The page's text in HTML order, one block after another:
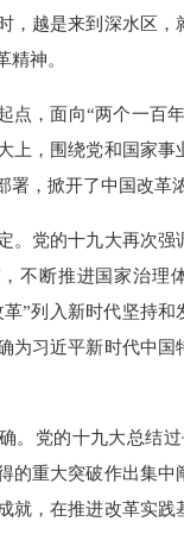
越是来到深水区，
精神。
，面向“两个一百年
上，围绕党和国家事
署，掀开了中国改革
党的十九大再次强
不断推进国家治理
”列入新时代坚持和
为习近平新时代中国
党的十九大总结过
的重大突破作出集中
就，在推进改革实践